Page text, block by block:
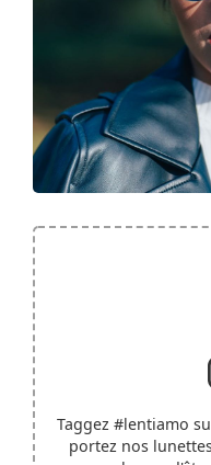
Taggez #lentiamo
portez nos